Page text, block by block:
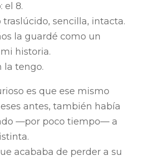
el 8.
traslúcido, sencilla, intacta.
la guardé como un
historia.
la tengo.
es que ese mismo
antes, también había
—por poco tiempo— a
acababa de perder a su